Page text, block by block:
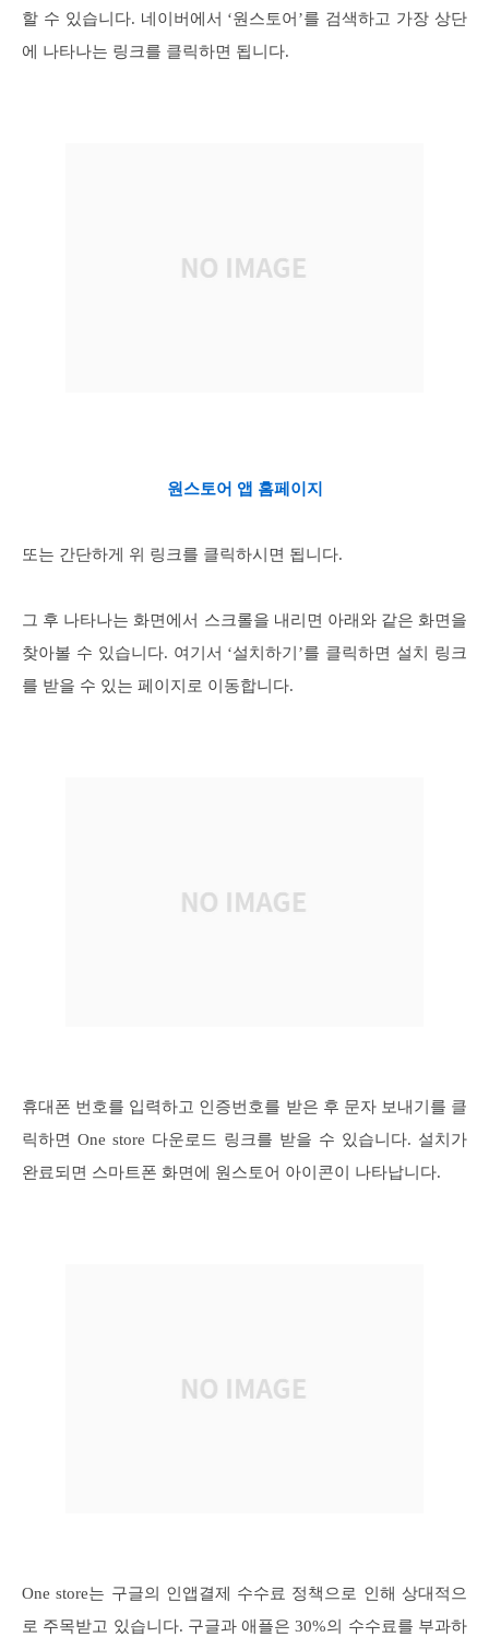
할 수 있습니다. 네이버에서 ‘원스토어’를 검색하고 가장 상단
에 나타나는 링크를 클릭하면 됩니다.
원스토어 앱 홈페이지
또는 간단하게 위 링크를 클릭하시면 됩니다.
그 후 나타나는 화면에서 스크롤을 내리면 아래와 같은 화면을
찾아볼 수 있습니다. 여기서 ‘설치하기’를 클릭하면 설치 링크
를 받을 수 있는 페이지로 이동합니다.
휴대폰 번호를 입력하고 인증번호를 받은 후 문자 보내기를 클
릭하면 One store 다운로드 링크를 받을 수 있습니다. 설치가
완료되면 스마트폰 화면에 원스토어 아이콘이 나타납니다.
One store는 구글의 인앱결제 수수료 정책으로 인해 상대적으
로 주목받고 있습니다. 구글과 애플은 30%의 수수료를 부과하